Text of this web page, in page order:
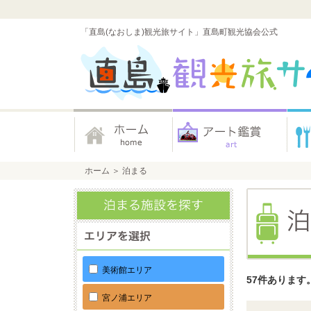
「直島(なおしま)観光旅サイト」直島町観光協会公式
ホーム ＞ 泊まる
57件あります
美術館エリア
宮ノ浦エリア